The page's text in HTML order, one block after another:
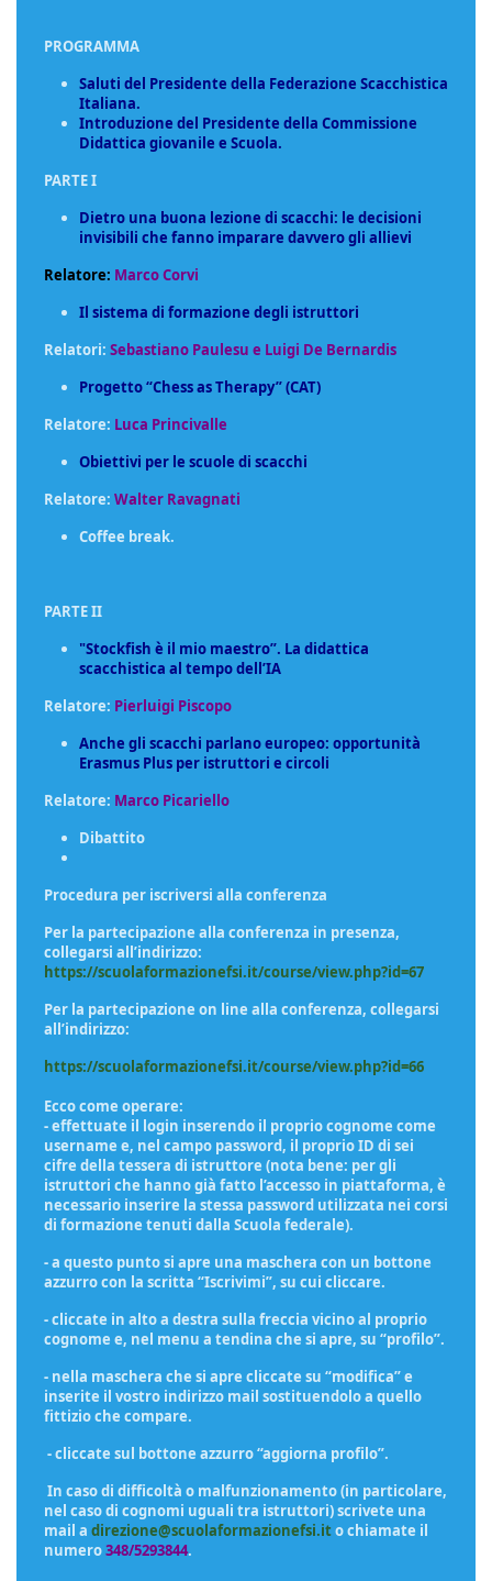
PROGRAMMA
Saluti del Presidente della Federazione Scacchistica
Italiana.
Introduzione del Presidente della Commissione
Didattica giovanile e Scuola.
PARTE I
Dietro una buona lezione di scacchi: le decisioni
invisibili che fanno imparare davvero gli allievi
Relatore: Marco Corvi
Il sistema di formazione degli istruttori
Relatori: Sebastiano Paulesu e Luigi De Bernardis
Progetto “Chess as Therapy” (CAT)
Relatore: Luca Princivalle
Obiettivi per le scuole di scacchi
Relatore: Walter Ravagnati
Coffee break.
PARTE II
"Stockfish è il mio maestro”. La didattica
scacchistica al tempo dell’IA
Relatore: Pierluigi Piscopo
Anche gli scacchi parlano europeo: opportunità
Erasmus Plus per istruttori e circoli
Relatore: Marco Picariello
Dibattito
Procedura per iscriversi alla conferenza
Per la partecipazione alla conferenza in presenza,
collegarsi all’indirizzo:
https://scuolaformazionefsi.it/course/view.php?id=67
Per la partecipazione on line alla conferenza, collegarsi
all’indirizzo:
https://scuolaformazionefsi.it/course/view.php?id=66
Ecco come operare:
- effettuate il login inserendo il proprio cognome come
username e, nel campo password, il proprio ID di sei
cifre della tessera di istruttore (nota bene: per gli
istruttori che hanno già fatto l’accesso in piattaforma, è
necessario inserire la stessa password utilizzata nei corsi
di formazione tenuti dalla Scuola federale).
- a questo punto si apre una maschera con un bottone
azzurro con la scritta “Iscrivimi”, su cui cliccare.
- cliccate in alto a destra sulla freccia vicino al proprio
cognome e, nel menu a tendina che si apre, su “profilo”.
- nella maschera che si apre cliccate su “modifica” e
inserite il vostro indirizzo mail sostituendolo a quello
fittizio che compare.
- cliccate sul bottone azzurro “aggiorna profilo”.
In caso di difficoltà o malfunzionamento (in particolare,
nel caso di cognomi uguali tra istruttori) scrivete una
mail a direzione@scuolaformazionefsi.ito chiamate il
numero348/5293844.